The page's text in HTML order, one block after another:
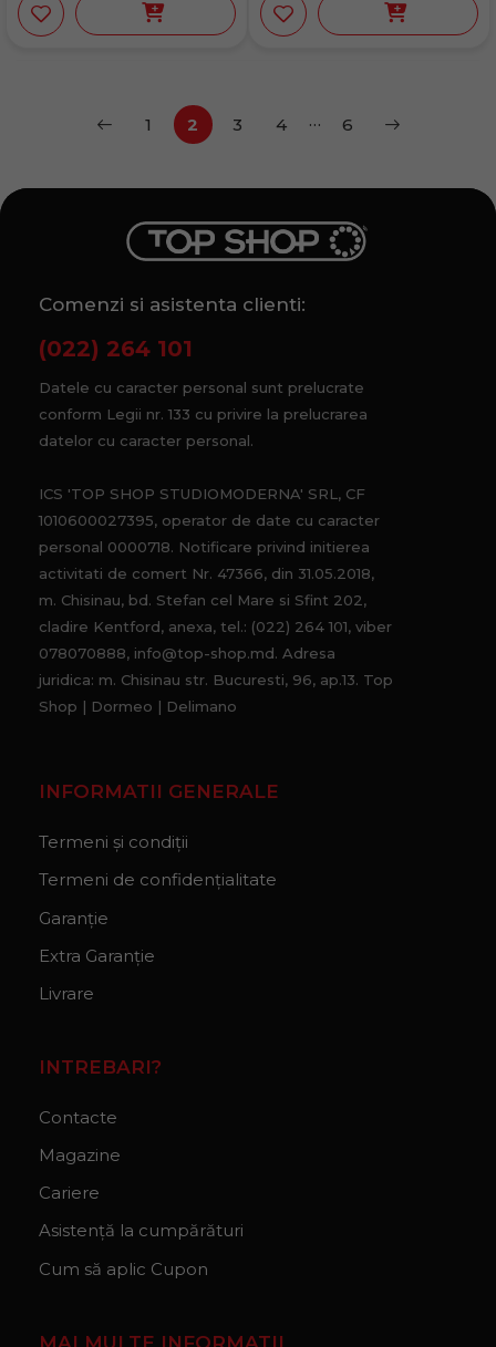
1 2 3 4 … 6
Comenzi si asistenta clienti:
(022) 264 101
Datele cu caracter personal sunt prelucrate
conform Legii nr. 133 cu privire la prelucrarea
datelor cu caracter personal.
ICS 'TOP SHOP STUDIOMODERNA' SRL, CF
1010600027395, operator de date cu caracter
personal 0000718. Notificare privind initierea
activitati de comert Nr. 47366, din 31.05.2018,
m. Chisinau, bd. Stefan cel Mare si Sfint 202,
cladire Kentford, anexa, tel.: (022) 264 101, viber
078070888, info@top-shop.md. Adresa
juridica: m. Chisinau str. Bucuresti, 96, ap.13. Top
Shop | Dormeo | Delimano
INFORMATII GENERALE
Termeni și condiții
Termeni de confidențialitate
Garanție
Extra Garanție
Livrare
INTREBARI?
Contacte
Magazine
Cariere
Asistență la cumpărături
Cum să aplic Cupon
MAI MULTE INFORMATII